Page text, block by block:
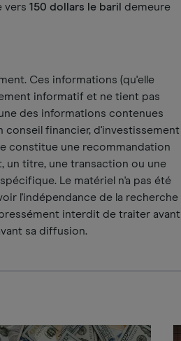
vers150 dollars le baril demeure
Ces informations (qu'elle
informatif et ne tient pas
des informations contenues
financier, d'investissement
constitue une recommandation
un titre, une transaction ou une
Le matériel n'a pas été
l'indépendance de la recherche
interdit de traiter avant
sa diffusion.